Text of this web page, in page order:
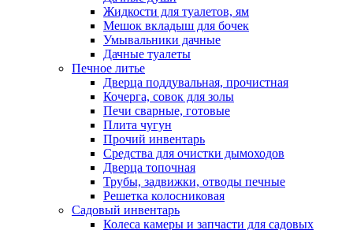
Жидкости для туалетов, ям
Мешок вкладыш для бочек
Умывальники дачные
Дачные туалеты
Печное литье
Дверца поддувальная, прочистная
Кочерга, совок для золы
Печи сварные, готовые
Плита чугун
Прочий инвентарь
Средства для очистки дымоходов
Дверца топочная
Трубы, задвижки, отводы печные
Решетка колосниковая
Садовый инвентарь
Колеса камеры и запчасти для садовых